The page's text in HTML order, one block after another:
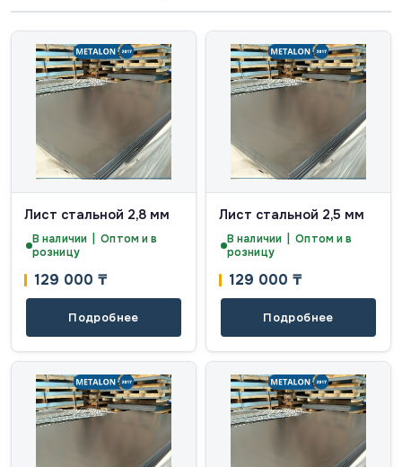
Лист стальной 2,8 мм
В наличии | Оптом и в
розницу
129 000 ₸
Подробнее
Лист стальной 2,5 мм
В наличии | Оптом и в
розницу
129 000 ₸
Подробнее